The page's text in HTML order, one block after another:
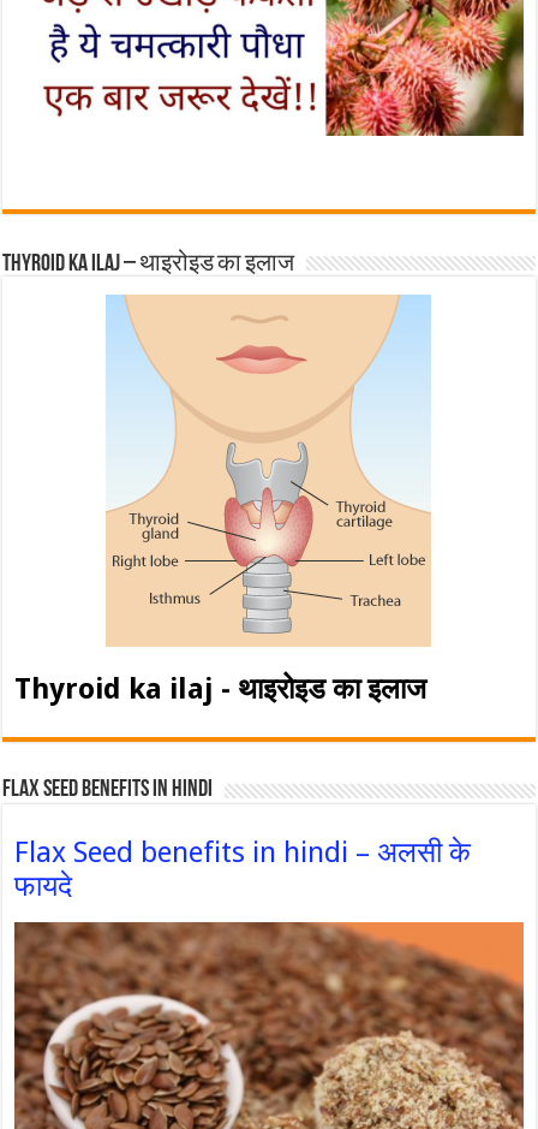
Thyroid ka ilaj – थाइरोइड का इलाज
Thyroid ka ilaj - थाइरोइड का इलाज
Flax Seed Benefits in hindi
Flax Seed benefits in hindi – अलसी के
फायदे